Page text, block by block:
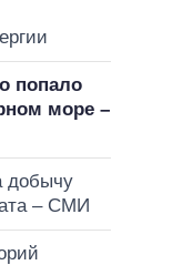
попало
море –
добычу
– СМИ